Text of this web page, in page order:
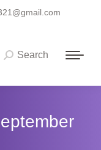
Search:
Search